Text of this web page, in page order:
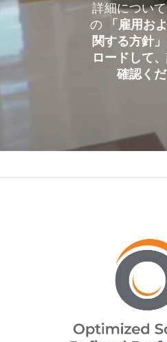
詳細につい
の
「雇用お
関する方針
ロードして
確認く